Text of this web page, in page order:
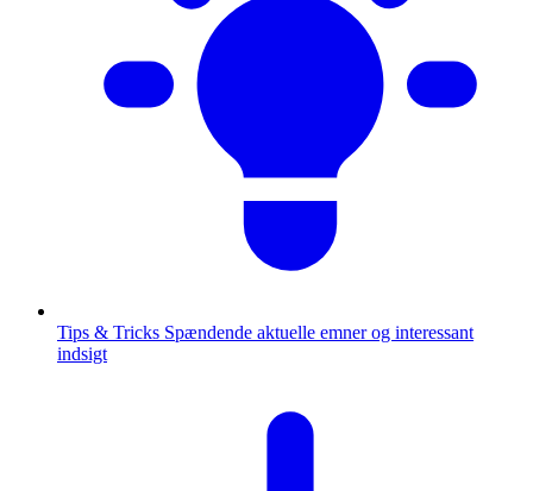
Tips & Tricks Spændende aktuelle emner og interessant
indsigt